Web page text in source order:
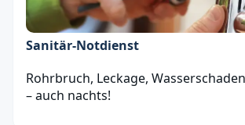
Sanitär‑Notdienst
Rohrbruch, Leckage,
– auch nachts!